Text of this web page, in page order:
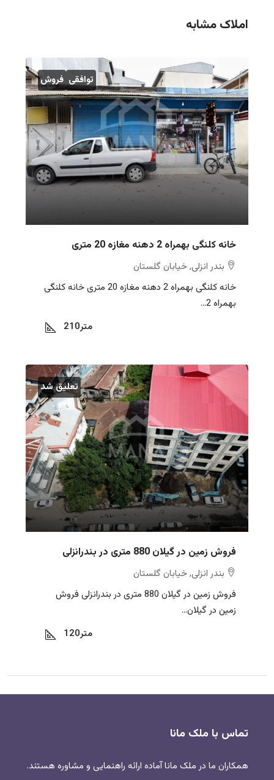
املاک مشابه
توافقی فروش
خانه کلنگی بهمراه 2 دهنه مغازه 20 متری
بندر انزلی, خیابان گلستان
خانه کلنگی بهمراه 2 دهنه مغازه 20 متری خانه کلنگی
بهمراه 2...
210متر
تعلیق شد
فروش زمین در گیلان 880 متری در بندرانزلی
بندر انزلی, خیابان گلستان
فروش زمین در گیلان 880 متری در بندرانزلی فروش
زمین در گیلان...
120متر
تماس با ملک مانا
همکاران ما در ملک مانا آماده ارائه راهنمایی و مشاوره هستند.